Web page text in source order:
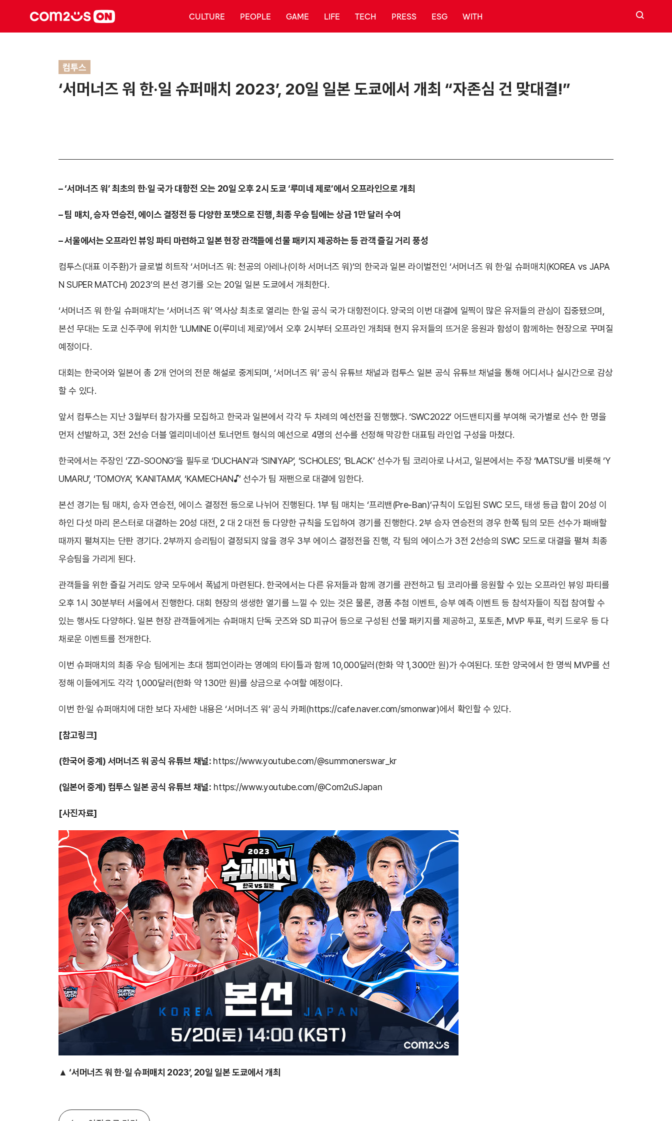
CULTURE PEOPLE GAME LIFE TECH PRESS ESG WITH 검색
컴투스
‘서머너즈 워 한·일 슈퍼매치 2023’, 20일 일본 도쿄에서 개최 “자존심 건 맞대결!”
– ‘서머너즈 워’ 최초의 한·일 국가 대항전 오는 20일 오후 2시 도쿄 ‘루미네 제로’에서 오프라인으로 개최
– 팀 매치, 승자 연승전, 에이스 결정전 등 다양한 포맷으로 진행, 최종 우승 팀에는 상금 1만 달러 수여
– 서울에서는 오프라인 뷰잉 파티 마련하고 일본 현장 관객들에 선물 패키지 제공하는 등 관객 즐길 거리 풍성
컴투스(대표 이주환)가 글로벌 히트작 ‘서머너즈 워: 천공의 아레나(이하 서머너즈 워)’의 한국과 일본 라이벌전인 ‘서머너즈 워 한·일 슈퍼매치(KOREA vs JAPA
N SUPER MATCH) 2023’의 본선 경기를 오는 20일 일본 도쿄에서 개최한다.
‘서머너즈 워 한·일 슈퍼매치’는 ‘서머너즈 워’ 역사상 최초로 열리는 한·일 공식 국가 대항전이다. 양국의 이번 대결에 일찍이 많은 유저들의 관심이 집중됐으며,
본선 무대는 도쿄 신주쿠에 위치한 ‘LUMINE 0(루미네 제로)’에서 오후 2시부터 오프라인 개최돼 현지 유저들의 뜨거운 응원과 함성이 함께하는 현장으로 꾸며질
예정이다.
대회는 한국어와 일본어 총 2개 언어의 전문 해설로 중계되며, ‘서머너즈 워’ 공식 유튜브 채널과 컴투스 일본 공식 유튜브 채널을 통해 어디서나 실시간으로 감상
할 수 있다.
앞서 컴투스는 지난 3월부터 참가자를 모집하고 한국과 일본에서 각각 두 차례의 예선전을 진행했다. ‘SWC2022’ 어드밴티지를 부여해 국가별로 선수 한 명을
먼저 선발하고, 3전 2선승 더블 엘리미네이션 토너먼트 형식의 예선으로 4명의 선수를 선정해 막강한 대표팀 라인업 구성을 마쳤다.
한국에서는 주장인 ‘ZZI-SOONG’을 필두로 ‘DUCHAN’과 ‘SINIYAP’, ‘SCHOLES’, ‘BLACK’ 선수가 팀 코리아로 나서고, 일본에서는 주장 ‘MATSU’를 비롯해 ‘Y
UMARU’, ‘TOMOYA’, ‘KANITAMA’, ‘KAMECHAN♪’ 선수가 팀 재팬으로 대결에 임한다.
본선 경기는 팀 매치, 승자 연승전, 에이스 결정전 등으로 나뉘어 진행된다. 1부 팀 매치는 ‘프리밴(Pre-Ban)’규칙이 도입된 SWC 모드, 태생 등급 합이 20성 이
하인 다섯 마리 몬스터로 대결하는 20성 대전, 2 대 2 대전 등 다양한 규칙을 도입하여 경기를 진행한다. 2부 승자 연승전의 경우 한쪽 팀의 모든 선수가 패배할
때까지 펼쳐지는 단판 경기다. 2부까지 승리팀이 결정되지 않을 경우 3부 에이스 결정전을 진행, 각 팀의 에이스가 3전 2선승의 SWC 모드로 대결을 펼쳐 최종
우승팀을 가리게 된다.
관객들을 위한 즐길 거리도 양국 모두에서 폭넓게 마련된다. 한국에서는 다른 유저들과 함께 경기를 관전하고 팀 코리아를 응원할 수 있는 오프라인 뷰잉 파티를
오후 1시 30분부터 서울에서 진행한다. 대회 현장의 생생한 열기를 느낄 수 있는 것은 물론, 경품 추첨 이벤트, 승부 예측 이벤트 등 참석자들이 직접 참여할 수
있는 행사도 다양하다. 일본 현장 관객들에게는 슈퍼매치 단독 굿즈와 SD 피규어 등으로 구성된 선물 패키지를 제공하고, 포토존, MVP 투표, 럭키 드로우 등 다
채로운 이벤트를 전개한다.
이번 슈퍼매치의 최종 우승 팀에게는 초대 챔피언이라는 영예의 타이틀과 함께 10,000달러(한화 약 1,300만 원)가 수여된다. 또한 양국에서 한 명씩 MVP를 선
정해 이들에게도 각각 1,000달러(한화 약 130만 원)를 상금으로 수여할 예정이다.
이번 한·일 슈퍼매치에 대한 보다 자세한 내용은 ‘서머너즈 워’ 공식 카페(https://cafe.naver.com/smonwar)에서 확인할 수 있다.
[참고링크]
(한국어 중계) 서머너즈 워 공식 유튜브 채널: https://www.youtube.com/@summonerswar_kr
(일본어 중계) 컴투스 일본 공식 유튜브 채널: https://www.youtube.com/@Com2uSJapan
[사진자료]
▲ ‘서머너즈 워 한·일 슈퍼매치 2023’, 20일 일본 도쿄에서 개최